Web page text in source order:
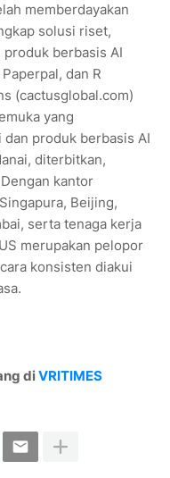
memberdayakan
solusi riset,
berbasis AI
dan R
(cactusglobal.com)
yang
produk berbasis AI
diterbitkan,
kantor
Beijing,
serta tenaga kerja
merupakan pelopor
konsisten diakui
diVRITIMES